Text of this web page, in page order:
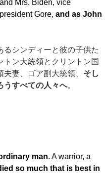
Mrs. Biden, vice
Gore,and as John
るシンディーと彼の子供た
ン大統領とクリントン国
妻、ゴア副大統領、 そし
うすべての人々へ。
man. A warrior, a
so much that is best in